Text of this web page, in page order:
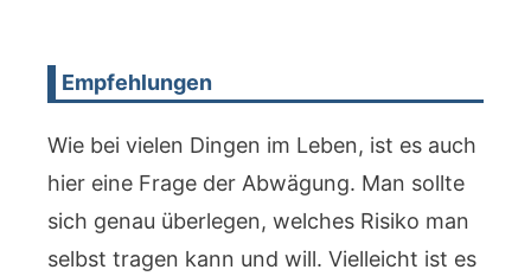
Empfehlungen
Wie bei vielen Dingen im Leben, ist es auch
hier eine Frage der Abwägung. Man sollte
sich genau überlegen, welches Risiko man
selbst tragen kann und will. Vielleicht ist es